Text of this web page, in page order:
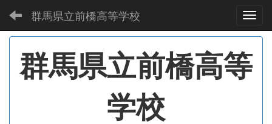
群馬県立前橋高等学校
群馬県立前橋高等
学校